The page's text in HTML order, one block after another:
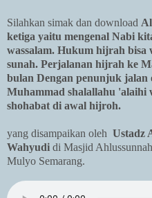
Silahkan simak dan download
ketiga yaitu mengenal Nabi
wassalam. Hukum hijrah
sunah. Perjalanan hijrah ke
bulan Dengan penunjuk
Muhammad shalallahu 'alaihi
shohabat di awal hijroh.
yang disampaikan oleh Ustadz
Wahyudi di Masjid
Mulyo Semarang.